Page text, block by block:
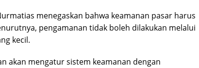
menegaskan bahwa keamanan pasar harus
pengamanan tidak boleh dilakukan melalui
kecil.
akan mengatur sistem keamanan dengan